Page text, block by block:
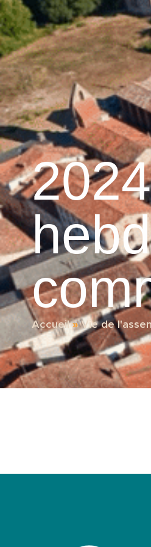
principal
Graulhet et le cuir
Accueil»Vie de